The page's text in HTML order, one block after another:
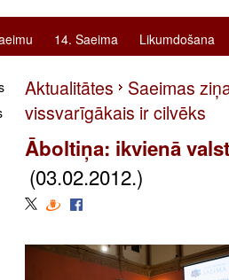
14. Saeima Likumdošana
Aktualitātes
Saeimas
vissvarīgākais ir cilvēks
Āboltiņa: ikvienā
(03.02.2012.)